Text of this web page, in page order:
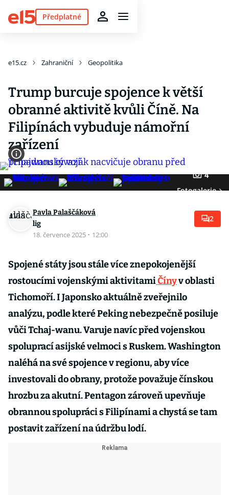
Předplatné
e15.cz Zahraniční Geopolitika
Trump burcuje spojence k větší
obranné aktivitě kvůli Číně. Na
Filipínách vybuduje námořní
zařízení
4
Fotogalerie
Pavla Palaščáková
lig
18. července 2025 · 12:00
2
Spojené státy jsou stále více znepokojenější
rostoucími vojenskými aktivitamiČínyv oblasti
Tichomoří. I Japonsko aktuálně zveřejnilo
analýzu, podle které Peking nebezpečně posiluje
vůči Tchaj-wanu. Varuje navíc před vojenskou
spoluprací asijské velmoci s Ruskem. Washington
naléhá na své spojence v regionu, aby více
investovali do obrany, protože považuje čínskou
hrozbu za akutní. Pentagon zároveň upevňuje
obrannou spolupráci s Filipínami a chystá se tam
postavit zařízení na údržbu lodí.